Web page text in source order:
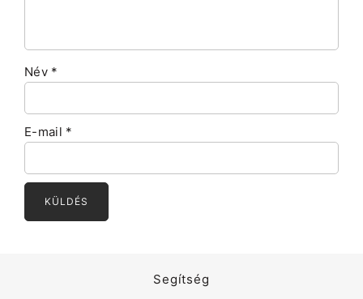
Név *
E-mail *
Segítség